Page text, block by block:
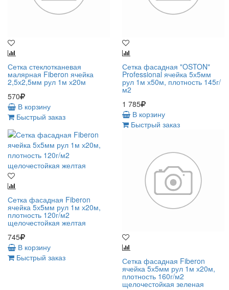
Сетка стеклотканевая
малярная Fiberon ячейка
2,5х2,5мм рул 1м х20м
570
В корзину
Быстрый заказ
Сетка фасадная "OSTON"
Professional ячейка 5х5мм
рул 1м х50м, плотность 145г/
м2
1 785
В корзину
Быстрый заказ
Сетка фасадная Fiberon
ячейка 5х5мм рул 1м х20м,
плотность 120г/м2
щелочестойкая желтая
745
В корзину
Быстрый заказ
Сетка фасадная Fiberon
ячейка 5х5мм рул 1м х20м,
плотность 160г/м2
щелочестойкая зеленая